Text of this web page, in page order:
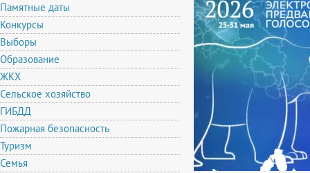
Памятные даты
Конкурсы
Выборы
Образование
ЖКХ
Сельское хозяйство
ГИБДД
Пожарная безопасность
Туризм
Семья